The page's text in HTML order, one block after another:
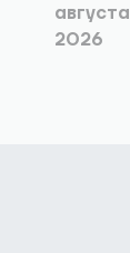
августа
2026